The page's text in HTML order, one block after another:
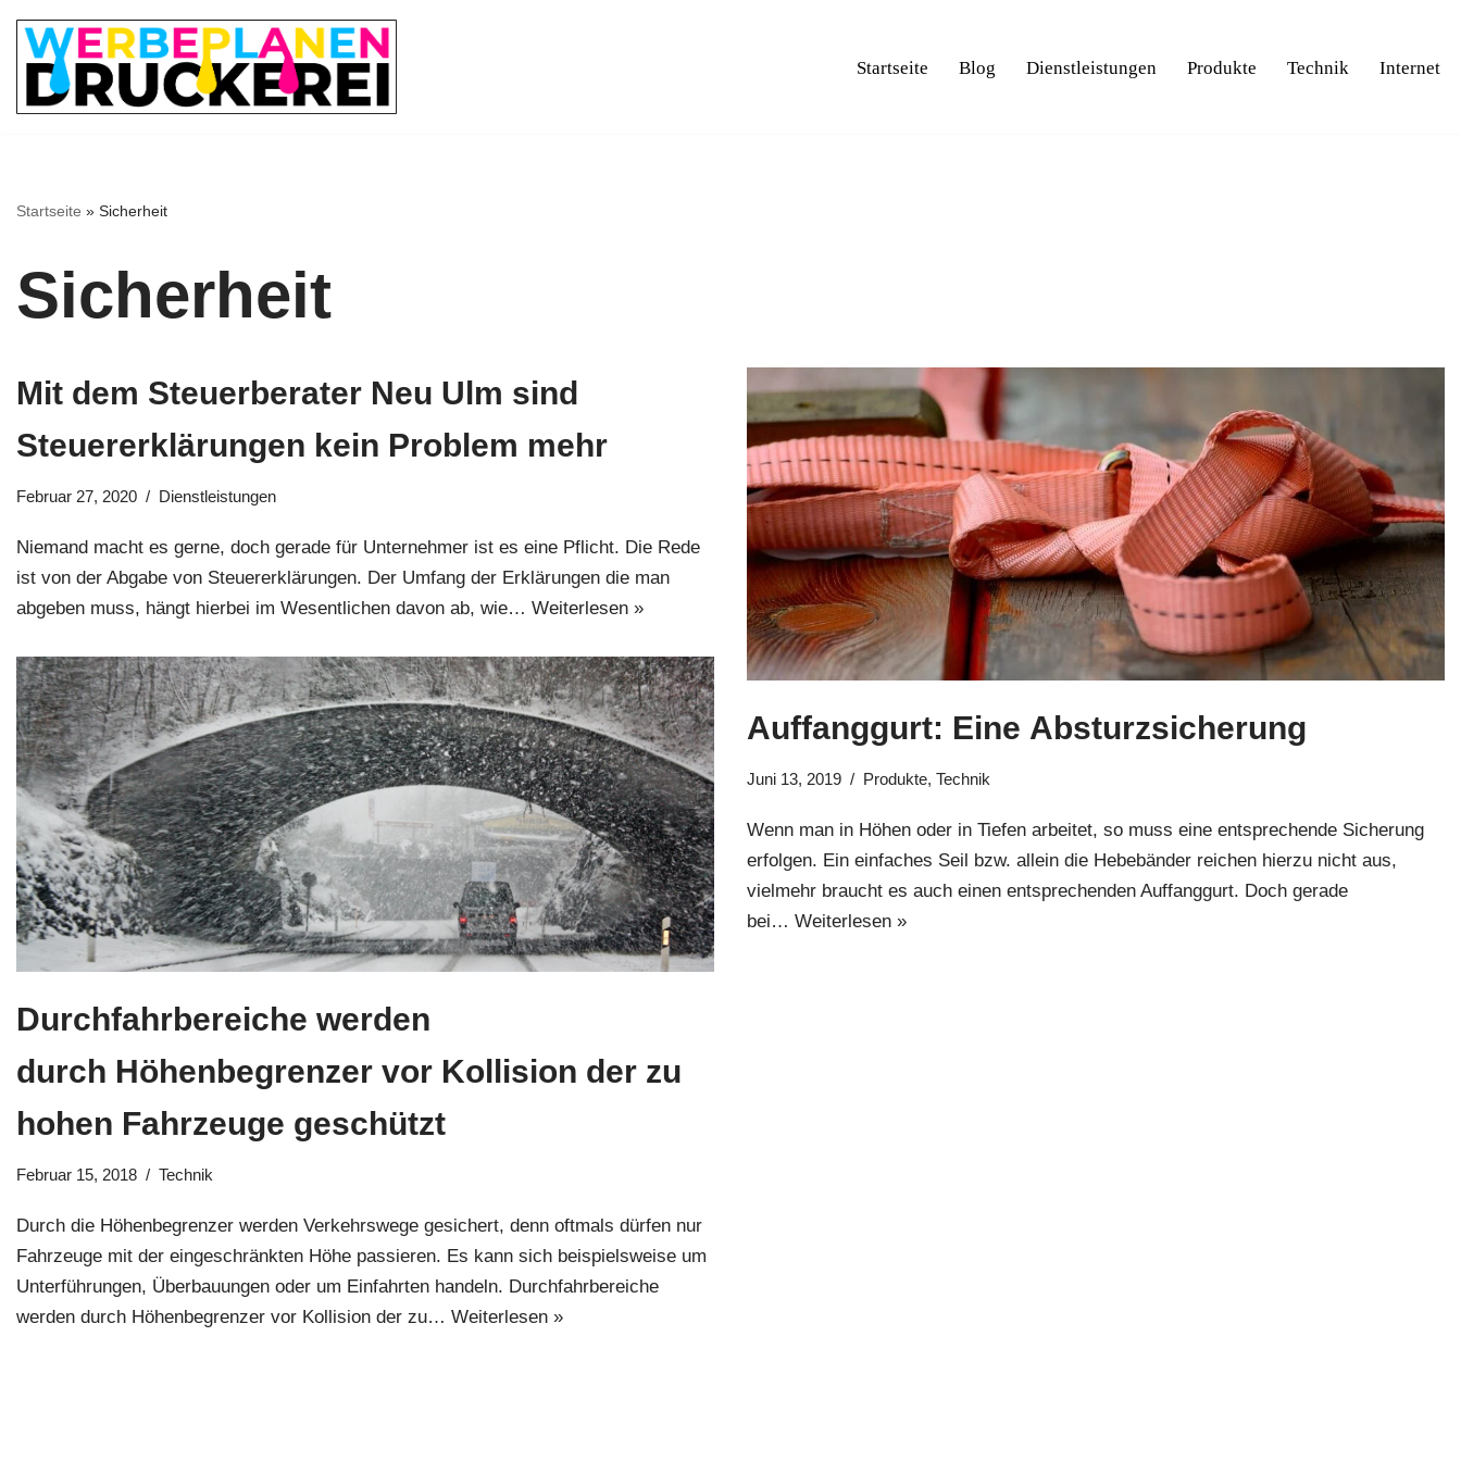
Zum
Inhalt
springen
Startseite Blog Dienstleistungen Produkte Technik Internet
Startseite » Sicherheit
Sicherheit
Mit dem Steuerberater Neu Ulm sind
Steuererklärungen kein Problem mehr
Februar 27, 2020 Dienstleistungen
Niemand macht es gerne, doch gerade für Unternehmer ist es eine Pflicht. Die Rede
ist von der Abgabe von Steuererklärungen. Der Umfang der Erklärungen die man
abgeben muss, hängt hierbei im Wesentlichen davon ab, wie… Weiterlesen »
Auffanggurt: Eine Absturzsicherung
Juni 13, 2019 Produkte, Technik
Wenn man in Höhen oder in Tiefen arbeitet, so muss eine entsprechende Sicherung
erfolgen. Ein einfaches Seil bzw. allein die Hebebänder reichen hierzu nicht aus,
vielmehr braucht es auch einen entsprechenden Auffanggurt. Doch gerade
bei… Weiterlesen »
Durchfahrbereiche werden
durch Höhenbegrenzer vor Kollision der zu
hohen Fahrzeuge geschützt
Februar 15, 2018 Technik
Durch die Höhenbegrenzer werden Verkehrswege gesichert, denn oftmals dürfen nur
Fahrzeuge mit der eingeschränkten Höhe passieren. Es kann sich beispielsweise um
Unterführungen, Überbauungen oder um Einfahrten handeln. Durchfahrbereiche
werden durch Höhenbegrenzer vor Kollision der zu… Weiterlesen »